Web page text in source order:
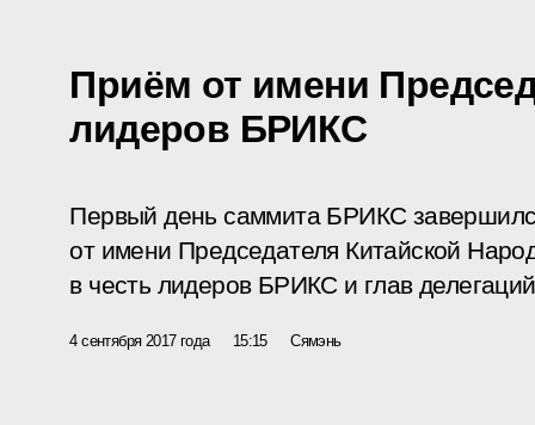
Приём от имени
лидеров БРИКС
Первый день саммита БРИКС
от имени Председателя Китайской
в честь лидеров БРИКС и глав
4 сентября 2017 года 15:15 Сямэнь